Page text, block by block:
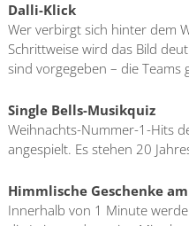
Dalli-Klick
Wer verbirgt sich hinter dem
Schrittweise wird das Bild
sind vorgegeben – die Teams
Single Bells-Musikquiz
Weihnachts-Nummer-1-Hits
angespielt. Es stehen 20
Himmlische Geschenke
Innerhalb von 1 Minute